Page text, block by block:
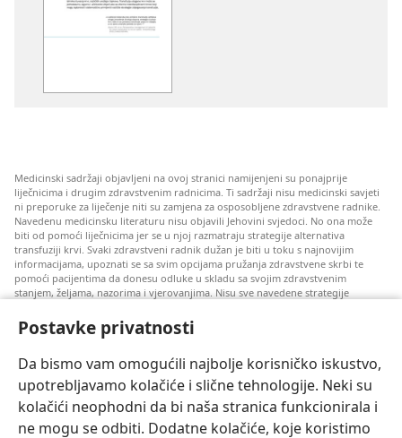
Postavke privatnosti
Da bismo vam omogućili najbolje korisničko iskustvo,
upotrebljavamo kolačiće i slične tehnologije. Neki su
kolačići neophodni da bi naša stranica funkcionirala i
ne mogu se odbiti. Dodatne kolačiće, koje koristimo
Medicinski sadržaji objavljeni na ovoj stranici namijenjeni su ponajprije
liječnicima i drugim zdravstvenim radnicima. Ti sadržaji nisu medicinski savjeti
ni preporuke za liječenje niti su zamjena za osposobljene zdravstvene radnike.
Navedenu medicinsku literaturu nisu objavili Jehovini svjedoci. No ona može
biti od pomoći liječnicima jer se u njoj razmatraju strategije alternativa
transfuziji krvi. Svaki zdravstveni radnik dužan je biti u toku s najnovijim
informacijama, upoznati se sa svim opcijama pružanja zdravstvene skrbi te
pomoći pacijentima da donesu odluke u skladu sa svojim zdravstvenim
stanjem, željama, nazorima i vjerovanjima. Nisu sve navedene strategije
Napomena pacijentima: Ako trebate savjet oko svog zdravstvenog stanja i
radnicima. Pomoć liječnika zatražite ako sumnjate da ste oboljeli.
Korištenje ove stranice podliježe uvjetima korištenja.